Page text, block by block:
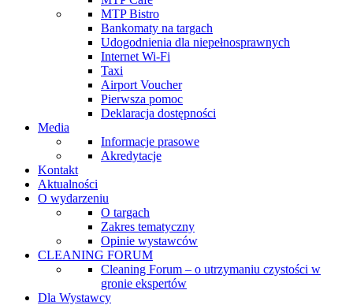
MTP Bistro
Bankomaty na targach
Udogodnienia dla niepełnosprawnych
Internet Wi-Fi
Taxi
Airport Voucher
Pierwsza pomoc
Deklaracja dostępności
Media
Informacje prasowe
Akredytacje
Kontakt
Aktualności
O wydarzeniu
O targach
Zakres tematyczny
Opinie wystawców
CLEANING FORUM
Cleaning Forum – o utrzymaniu czystości w
gronie ekspertów
Dla Wystawcy